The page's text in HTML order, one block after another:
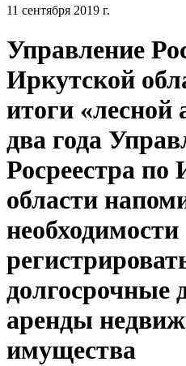
11 сентября 2019 г.
Управление
Иркутской
итоги «лесной
два года
Росреестра по
области
необходимости
долгосрочные
аренды
имущества